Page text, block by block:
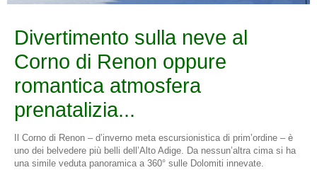
Divertimento sulla neve al
Corno di Renon oppure
romantica atmosfera
prenatalizia...
Il Corno di Renon – d’inverno meta escursionistica di prim’ordine – è
uno dei belvedere più belli dell’Alto Adige. Da nessun’altra cima si ha
una simile veduta panoramica a 360° sulle Dolomiti innevate.